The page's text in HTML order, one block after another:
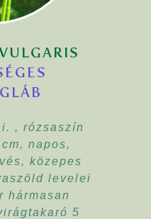
, rózsaszín
napos,
közepes
levelei
hármasan
5